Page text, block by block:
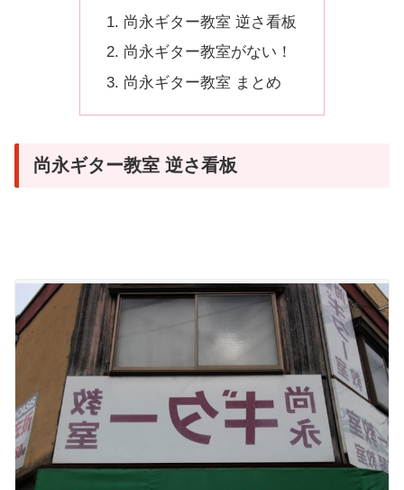
尚永ギター教室 逆さ看板
尚永ギター教室がない！
尚永ギター教室 まとめ
尚永ギター教室 逆さ看板